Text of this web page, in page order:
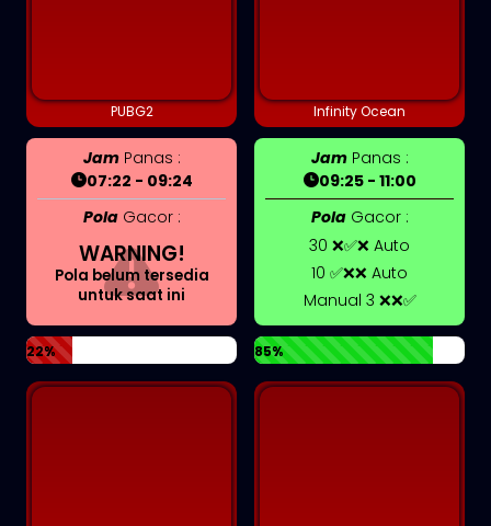
PUBG2
JamPanas :
07:22 - 09:24
PolaGacor :
WARNING!
Pola belum tersedia
untuk saat ini
22%
Infinity Ocean
JamPanas :
09:25 - 11:00
PolaGacor :
30 ❌✅❌ Auto
10 ✅❌❌ Auto
Manual 3 ❌❌✅
85%